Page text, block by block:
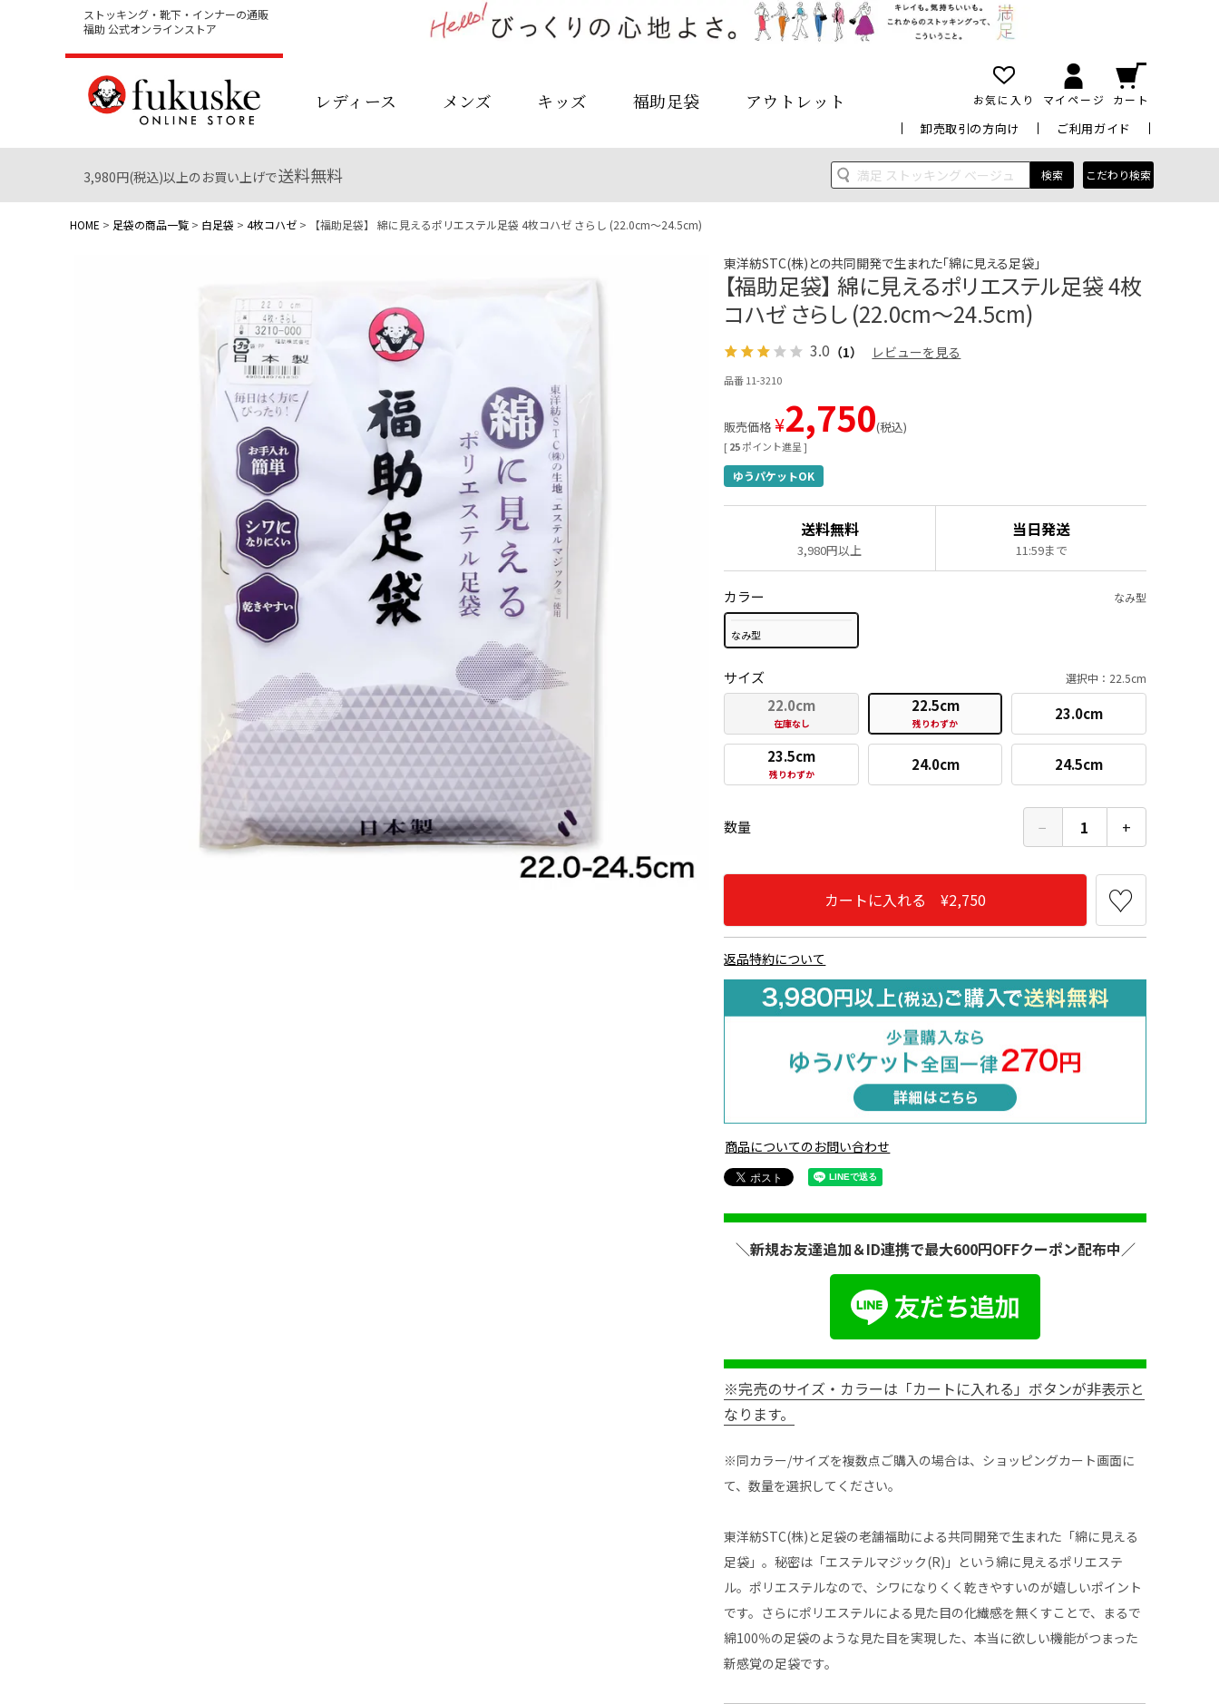
ストッキング・靴下・インナーの通販
福助 公式オンラインストア
レディース メンズ キッズ 福助足袋 アウトレット お気に入り マイページ カート
卸売取引の方向け ご利用ガイド
3,980円(税込)以上のお買い上げで送料無料 検索 こだわり検索
HOME 足袋の商品一覧 白足袋 4枚コハゼ 【福助足袋】 綿に見えるポリエステル足袋 4枚コハゼ さらし (22.0cm～24.5cm)
東洋紡STC(株)との共同開発で生まれた「綿に見える足袋」
【福助足袋】 綿に見えるポリエステル足袋 4枚
コハゼ さらし (22.0cm～24.5cm)
3.0 （1） レビューを見る
品番 11-3210
[25ポイント進呈 ]
販売価格 ¥2,750 税込
ゆうパケットOK
送料無料
3,980円以上
当日発送
11:59まで
カラー なみ型
なみ型
サイズ 選択中：22.5cm
22.0cm
在庫なし
22.5cm
残りわずか
23.0cm
23.5cm
残りわずか
24.0cm 24.5cm
数量 − 1 +
カートに入れる ¥2,750
返品特約について
商品についてのお問い合わせ
＼新規お友達追加＆ID連携で最大600円OFFクーポン配布中／
※完売のサイズ・カラーは「カートに入れる」ボタンが非表示と
なります。
※同カラー/サイズを複数点ご購入の場合は、ショッピングカート画面に
て、数量を選択してください。
東洋紡STC(株)と足袋の老舗福助による共同開発で生まれた「綿に見える
足袋」。秘密は「エステルマジック(R)」という綿に見えるポリエステ
ル。ポリエステルなので、シワになりくく乾きやすいのが嬉しいポイント
です。さらにポリエステルによる見た目の化繊感を無くすことで、まるで
綿100％の足袋のような見た目を実現した、本当に欲しい機能がつまった
新感覚の足袋です。